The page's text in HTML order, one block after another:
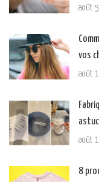
août
vos
août
août
8